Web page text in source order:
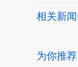
相关新闻
为你推荐